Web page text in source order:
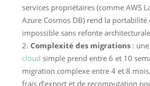
services propriétaires (comme AWS
Azure Cosmos DB) rend la portabilité
impossible sans refonte
Complexité des migrations: une
cloud simple prend entre 6 et 10
migration complexe entre 4 et 8
frais d’export et de recomputation